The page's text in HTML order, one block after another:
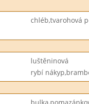
chléb,tvarohová
luštěninová
rybí